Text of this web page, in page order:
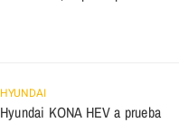
HYUNDAI
Hyundai KONA HEV a prueba